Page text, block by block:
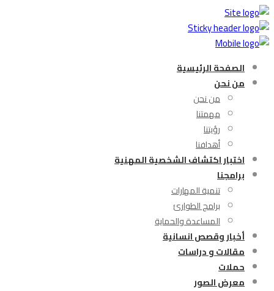
الصفحة الرئيسية
من نحن
من نحن
مهمتنا
رؤيتنا
أهدافنا
اختبار اكتشاف الشخصية المهنية
برامجنا
تنمية المهارات
برامج الطوارئ
المساعدة والحماية
أخبار وقصص انسانية
مقالات و دراسات
حملات
معرض الصور